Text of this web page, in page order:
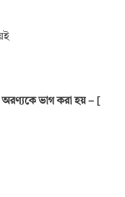
ভাগ করা হয় – [